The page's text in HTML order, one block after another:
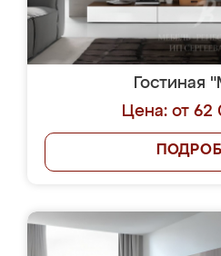
Гостиная
Цена: от 62